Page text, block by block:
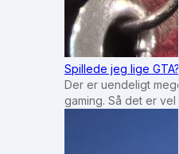
Spillede jeg lige GTA?
Der er uendeligt
gaming. Så det er